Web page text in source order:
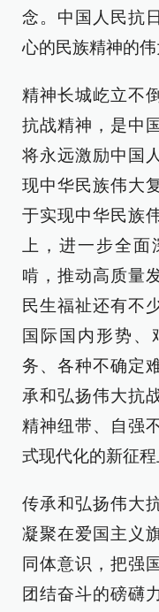
念。中国人民抗
心的民族精神的伟
精神长城屹立不
抗战精神，是中
将永远激励中国
现中华民族伟大
于实现中华民族
上，进一步全
啃，推动高质量
民生福祉还有不
国际国内形势
务、各种不确定
承和弘扬伟大抗
精神纽带、自强
式现代化的新征程
传承和弘扬伟大
凝聚在爱国主义
同体意识，把强
团结奋斗的磅礴